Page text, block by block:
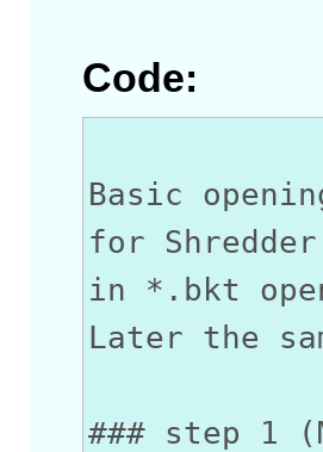
Code:
Basic
for
in *.bkt
Later the
### step 1